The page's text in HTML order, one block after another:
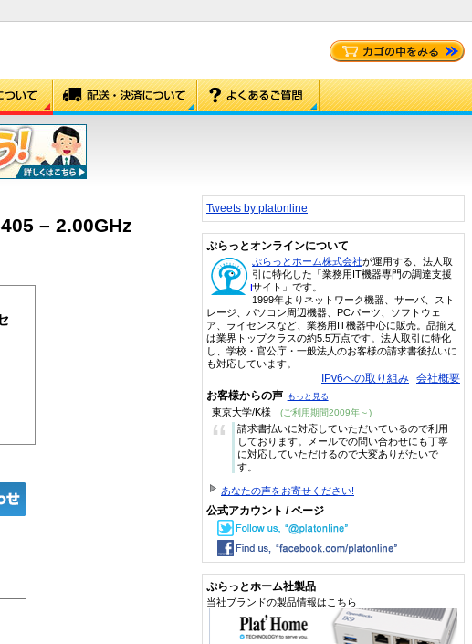
– 2.00GHz
Tweets by platonline
ぷらっとオンラインについて
ぷらっとホーム株式会社が運用する、法人取
引に特化した「業務用IT機器専門の調達支援
サイト」です。
1999年よりネットワーク機器、サーバ、スト
レージ、パソコン周辺機器、PCパーツ、ソフトウェ
ア、ライセンスなど、業務用IT機器中心に販売。品揃え
は業界トップクラスの約5.5万点です。法人取引に特化
し、学校・官公庁・一般法人のお客様の請求書後払いに
も対応しています。
IPv6への取り組み 会社概要
お客様からの声 もっと見る
東京大学/K様 (ご利用期間2009年～)
“
請求書払いに対応していただいているので利用
しております。メールでの問い合わせにも丁寧
に対応していただけるので大変ありがたいで
す。
あなたの声をお寄せください!
公式アカウント / ページ
ぷらっとホーム社製品
当社ブランドの製品情報はこちら